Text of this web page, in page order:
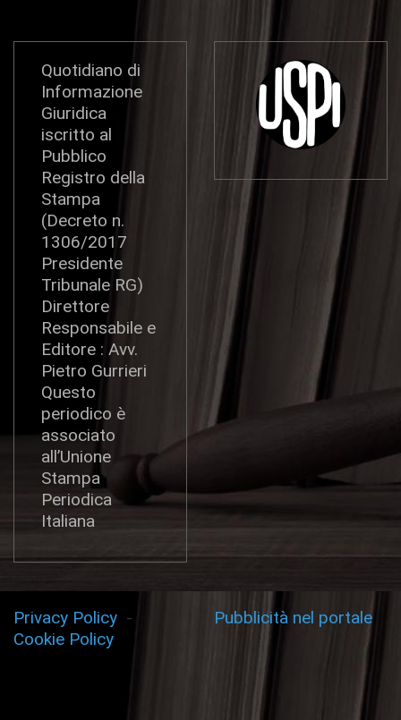
Quotidiano di
Informazione
Giuridica
iscritto al
Pubblico
Registro della
Stampa
(Decreto n.
1306/2017
Presidente
Tribunale RG)
Direttore
Responsabile e
Editore : Avv.
Pietro Gurrieri
Questo
periodico è
associato
all’Unione
Stampa
Periodica
Italiana
Privacy Policy -
Cookie Policy
Pubblicità nel portale